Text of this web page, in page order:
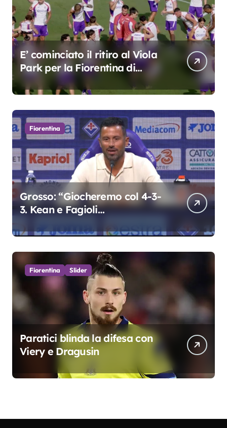
E’ cominciato il ritiro al Viola
Park per la Fiorentina di
Grosso
Fiorentina
Grosso: “Giocheremo col 4-3-
3. Kean e Fagioli
colpo”
Fiorentina Slider
Paratici blinda la difesa con
Viery e Dragusin